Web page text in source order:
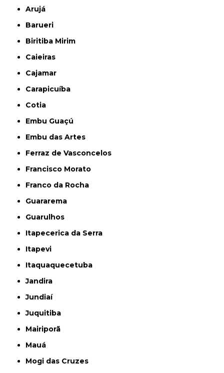
Arujá
Barueri
Biritiba Mirim
Caieiras
Cajamar
Carapicuíba
Cotia
Embu Guaçú
Embu das Artes
Ferraz de Vasconcelos
Francisco Morato
Franco da Rocha
Guararema
Guarulhos
Itapecerica da Serra
Itapevi
Itaquaquecetuba
Jandira
Jundiaí
Juquitiba
Mairiporã
Mauá
Mogi das Cruzes